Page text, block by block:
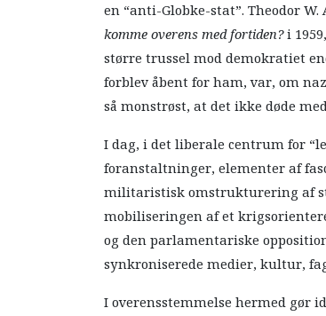
en “anti-Globke-stat”. Theodor
komme overens med fortiden?i
større trussel mod demokratiet
forblev åbent for ham, var, om
så monstrøst, at det ikke døde
I dag, i det liberale centrum for
foranstaltninger, elementer af
militaristisk omstrukturering af
mobiliseringen af et
og den parlamentariske
synkroniserede medier, kultur,
I overensstemmelse hermed gør